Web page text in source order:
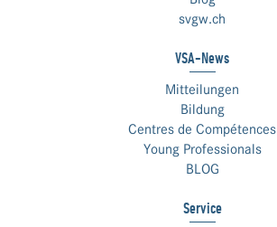
svgw.ch
VSA-News
Mitteilungen
Bildung
Centres de Compétences
Young Professionals
BLOG
Service